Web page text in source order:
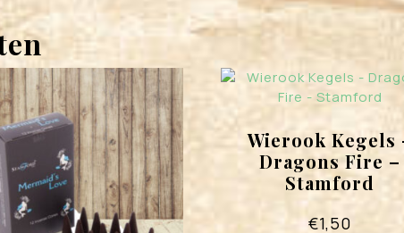
Wierook Kegels
Dragons Fire –
Stamford
€1,50